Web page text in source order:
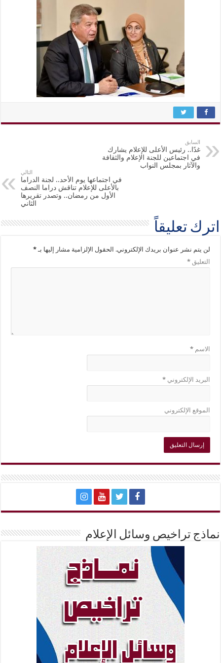
السابق
غدًا.. رئيس الأعلى للإعلام يشارك
في اجتماعين للجنة الإعلام والثقافة
والآثار بمجلس النواب
التالي
في اجتماعها يوم الأحد.. لجنة الدراما
بالأعلى للإعلام تناقش دراما النصف
الأول من رمضان.. وتصدر تقريرها
الثاني
اترك تعليقاً
لن يتم نشر عنوان بريدك الإلكتروني. الحقول الإلزامية مشار إليها بـ*
التعليق*
الاسم*
البريد الإلكتروني*
الموقع الإلكتروني
نماذج تراخيص وسائل الإعلام